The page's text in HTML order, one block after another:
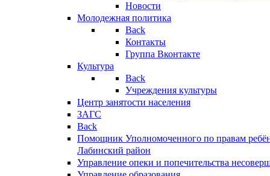
Новости
Молодежная политика
Back
Контакты
Группа Вконтакте
Культура
Back
Учреждения культуры
Центр занятости населения
ЗАГС
Back
Помощник Уполномоченного по правам
Лабинский район
Управление опеки и попечительства